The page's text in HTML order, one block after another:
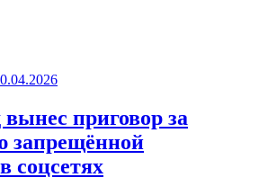
приговор за
запрещённой
соцсетях